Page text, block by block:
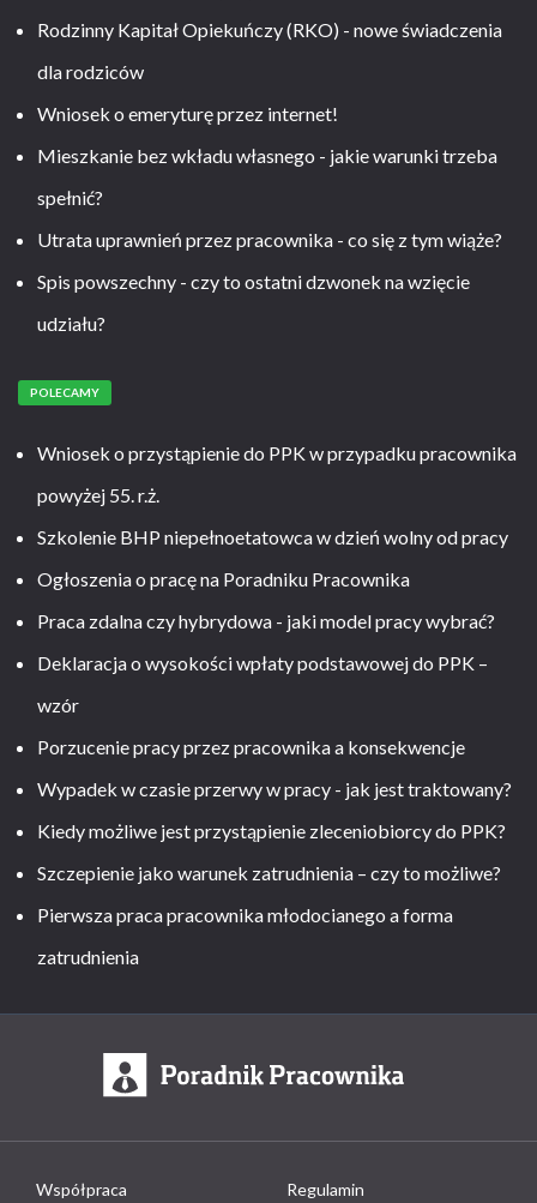
Rodzinny Kapitał Opiekuńczy (RKO) - nowe świadczenia
dla rodziców
Wniosek o emeryturę przez internet!
Mieszkanie bez wkładu własnego - jakie warunki trzeba
spełnić?
Utrata uprawnień przez pracownika - co się z tym wiąże?
Spis powszechny - czy to ostatni dzwonek na wzięcie
udziału?
POLECAMY
Wniosek o przystąpienie do PPK w przypadku pracownika
powyżej 55. r.ż.
Szkolenie BHP niepełnoetatowca w dzień wolny od pracy
Ogłoszenia o pracę na Poradniku Pracownika
Praca zdalna czy hybrydowa - jaki model pracy wybrać?
Deklaracja o wysokości wpłaty podstawowej do PPK –
wzór
Porzucenie pracy przez pracownika a konsekwencje
Wypadek w czasie przerwy w pracy - jak jest traktowany?
Kiedy możliwe jest przystąpienie zleceniobiorcy do PPK?
Szczepienie jako warunek zatrudnienia – czy to możliwe?
Pierwsza praca pracownika młodocianego a forma
zatrudnienia
Współpraca
Regulamin